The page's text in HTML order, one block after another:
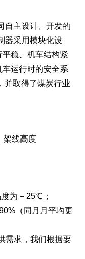
自主设计、开发的
器采用模块化设
稳、机车结构紧
运行时的安全系
并取得了煤炭行业
架线高度
为－25℃；
（同月月平均更
需求，我们根据要